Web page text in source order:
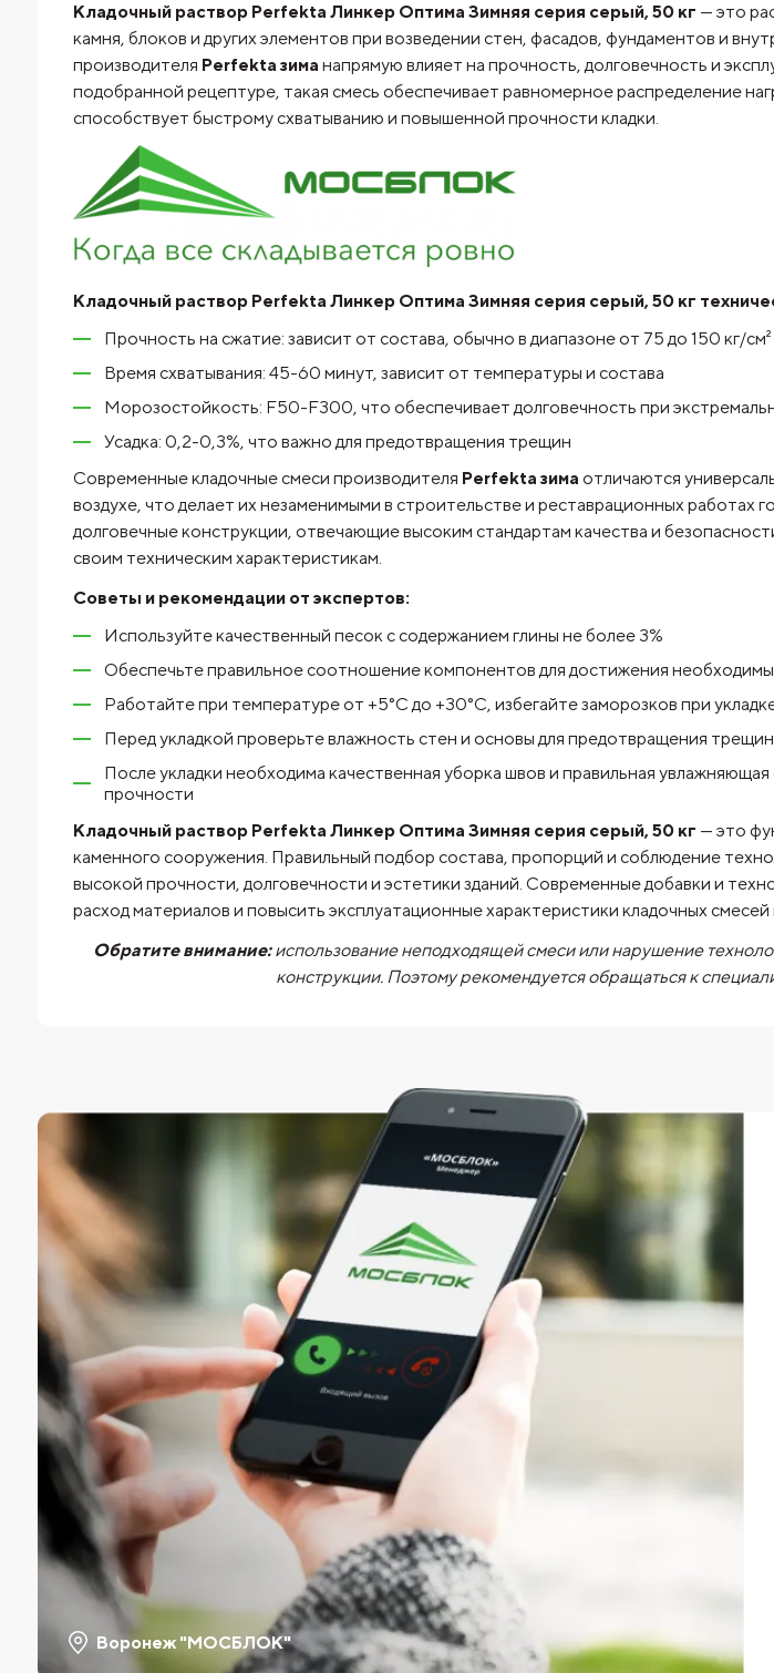
Кладочный раствор Perfekta Линкер Оптима Зимняя серия серый, 50 кг — это
камня, блоков и других элементов при возведении стен, фасадов, фундаментов и
производителя Perfekta зима напрямую влияет на прочность, долговечность и
подобранной рецептуре, такая смесь обеспечивает равномерное распределение
способствует быстрому схватыванию и повышенной прочности кладки.
Кладочный раствор Perfekta Линкер Оптима Зимняя серия серый, 50 кг
Прочность на сжатие: зависит от состава, обычно в диапазоне от 75 до 150 кг/см²
Время схватывания: 45-60 минут, зависит от температуры и состава
Морозостойкость: F50-F300, что обеспечивает долговечность при
Усадка: 0,2-0,3%, что важно для предотвращения трещин
Современные кладочные смеси производителя Perfekta зима отличаются
воздухе, что делает их незаменимыми в строительстве и реставрационных работах
долговечные конструкции, отвечающие высоким стандартам качества и
своим техническим характеристикам.
Советы и рекомендации от экспертов:
Используйте качественный песок с содержанием глины не более 3%
Обеспечьте правильное соотношение компонентов для достижения
Работайте при температуре от +5°C до +30°C, избегайте заморозков при
Перед укладкой проверьте влажность стен и основы для предотвращения трещин
После укладки необходима качественная уборка швов и правильная
прочности
Кладочный раствор Perfekta Линкер Оптима Зимняя серия серый, 50 кг — это
каменного сооружения. Правильный подбор состава, пропорций и соблюдение
высокой прочности, долговечности и эстетики зданий. Современные добавки и
расход материалов и повысить эксплуатационные характеристики кладочных
Обратите внимание:использование неподходящей смеси или нарушение
конструкции. Поэтому рекомендуется обращаться к
Воронеж "МОСБЛОК"